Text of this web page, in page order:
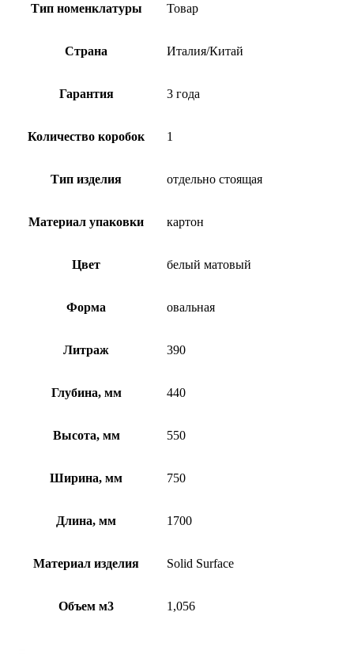
Тип номенклатуры Товар
Страна Италия/Китай
Гарантия 3 года
Количество коробок 1
Тип изделия отдельно стоящая
Материал упаковки картон
Цвет белый матовый
Форма овальная
Литраж 390
Глубина, мм 440
Высота, мм 550
Ширина, мм 750
Длина, мм 1700
Материал изделия Solid Surface
Объем м3 1,056